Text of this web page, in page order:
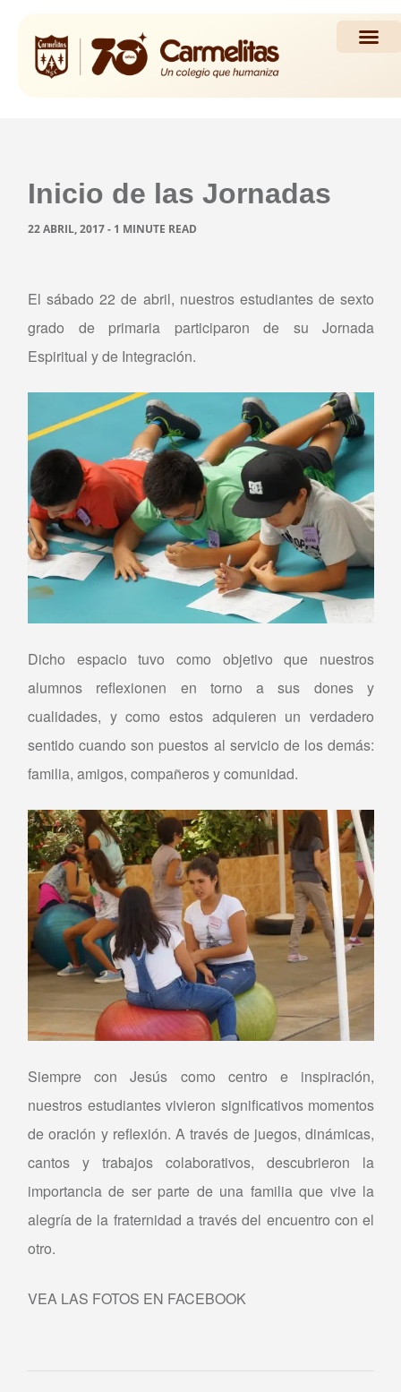
Inicio de las Jornadas
22 ABRIL, 2017 - 1 MINUTE READ
El sábado 22 de abril, nuestros estudiantes de sexto
grado de primaria participaron de su Jornada
Espiritual y de Integración.
Dicho espacio tuvo como objetivo que nuestros
alumnos reflexionen en torno a sus dones y
cualidades, y como estos adquieren un verdadero
sentido cuando son puestos al servicio de los demás:
familia, amigos, compañeros y comunidad.
Siempre con Jesús como centro e inspiración,
nuestros estudiantes vivieron significativos momentos
de oración y reflexión. A través de juegos, dinámicas,
cantos y trabajos colaborativos, descubrieron la
importancia de ser parte de una familia que vive la
alegría de la fraternidad a través del encuentro con el
otro.
VEA LAS FOTOS EN FACEBOOK